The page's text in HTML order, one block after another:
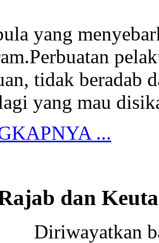
yang
tidak beradab
yang mau
...
dan
Diriwayatkan